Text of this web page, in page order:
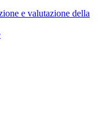
e valutazione della